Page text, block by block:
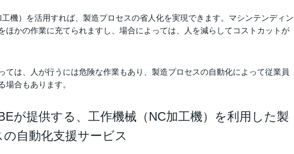
機）を活用すれば、製造プロセスの省人化を実現できます。マシンテンディン
ほかの作業に充てられますし、場合によっては、人を減らしてコストカットが
ては、人が行うには危険な作業もあり、製造プロセスの自動化によって従業員
場合もあります。
が提供する、工作機械（NC加工機）を利用した製
自動化支援サービス